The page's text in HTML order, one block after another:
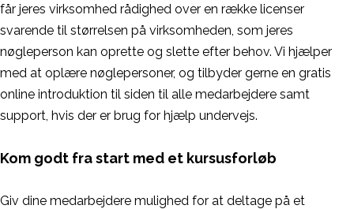
får jeres virksomhed rådighed over en række licenser
svarende til størrelsen på virksomheden, som jeres
nøgleperson kan oprette og slette efter behov. Vi hjælper
med at oplære nøglepersoner, og tilbyder gerne en gratis
online introduktion til siden til alle medarbejdere samt
support, hvis der er brug for hjælp undervejs.
Kom godt fra start med et kursusforløb
Giv dine medarbejdere mulighed for at deltage på et